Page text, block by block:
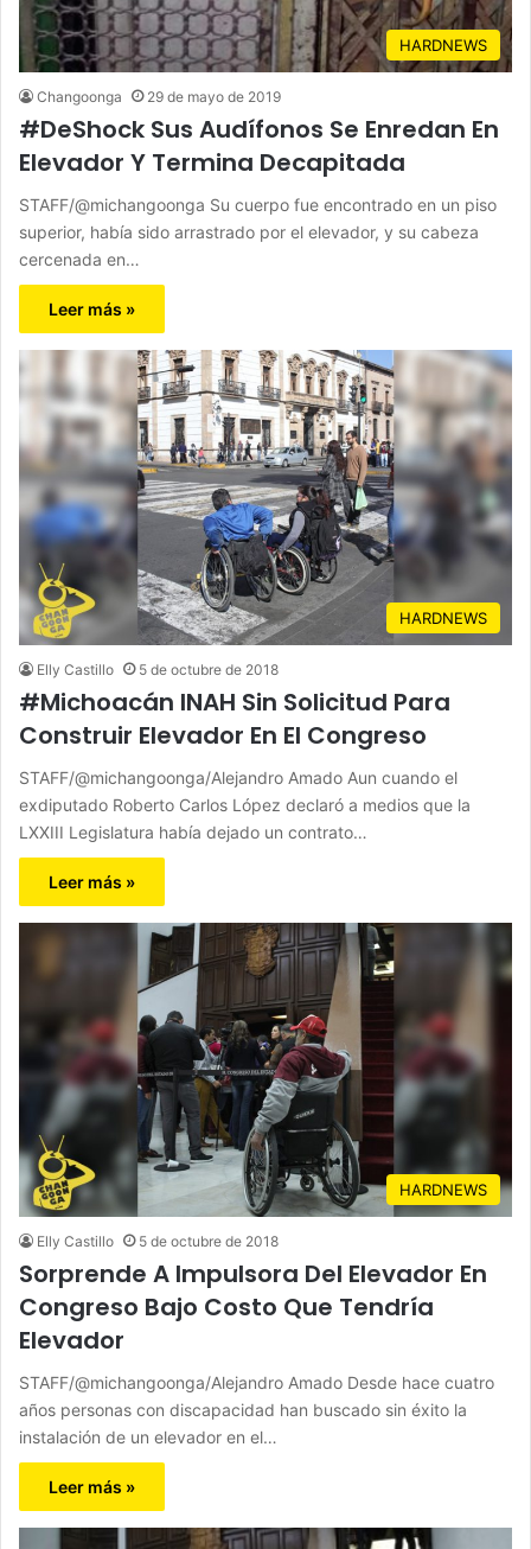
HARDNEWS
Changoonga 29 de mayo de 2019
#DeShock Sus Audífonos Se Enredan En
Elevador Y Termina Decapitada
STAFF/@michangoonga Su cuerpo fue encontrado en un piso
superior, había sido arrastrado por el elevador, y su cabeza
cercenada en…
Leer más »
HARDNEWS
Elly Castillo 5 de octubre de 2018
#Michoacán INAH Sin Solicitud Para
Construir Elevador En El Congreso
STAFF/@michangoonga/Alejandro Amado Aun cuando el
exdiputado Roberto Carlos López declaró a medios que la
LXXIII Legislatura había dejado un contrato…
Leer más »
HARDNEWS
Elly Castillo 5 de octubre de 2018
Sorprende A Impulsora Del Elevador En
Congreso Bajo Costo Que Tendría
Elevador
STAFF/@michangoonga/Alejandro Amado Desde hace cuatro
años personas con discapacidad han buscado sin éxito la
instalación de un elevador en el…
Leer más »